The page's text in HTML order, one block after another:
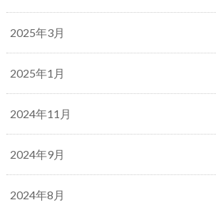
2025年3月
2025年1月
2024年11月
2024年9月
2024年8月